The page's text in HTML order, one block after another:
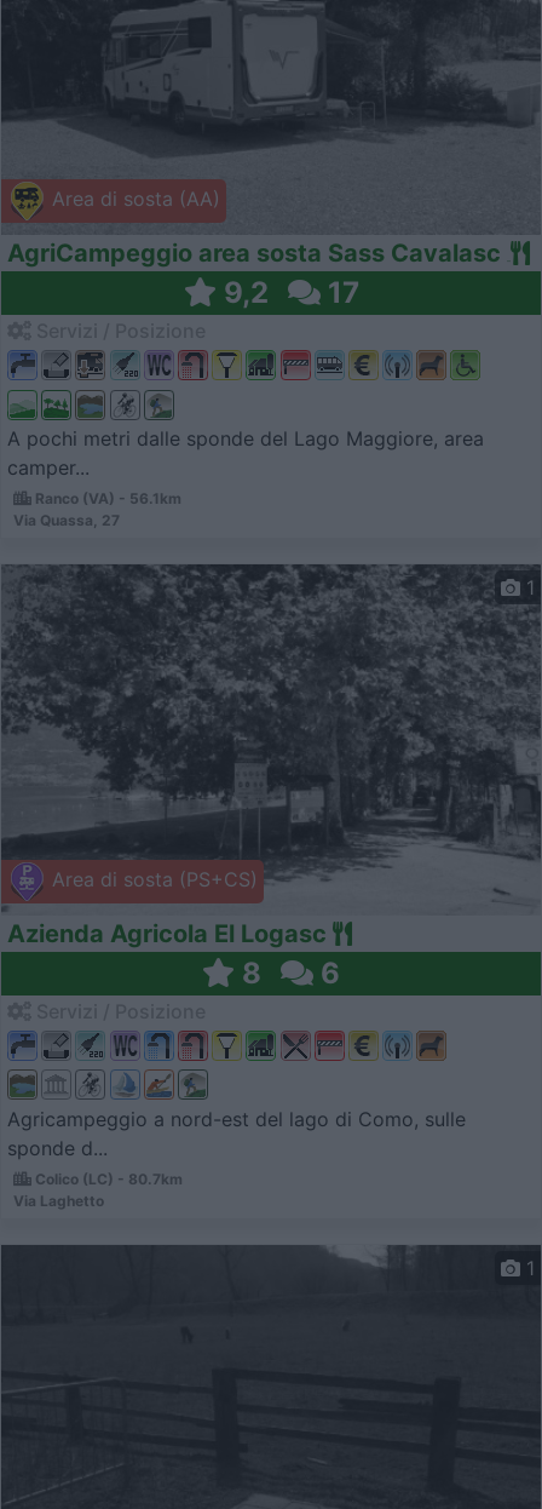
Area di sosta (AA)
AgriCampeggio area sosta Sass Cavalasc
9,2 17
A pochi metri dalle sponde del Lago Maggiore, area
camper...
Ranco (VA) - 56.1km
Via Quassa, 27
Area di sosta (PS+CS)
1
Azienda Agricola El Logasc
8 6
Agricampeggio a nord-est del lago di Como, sulle
sponde d...
Colico (LC) - 80.7km
Via Laghetto
1